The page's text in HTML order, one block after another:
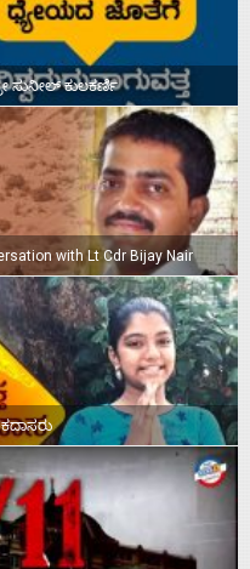
ಸುನೀಲ್‌ ಕುಲಕರ್ಣಿ
with Lt Cdr Bijay Nair